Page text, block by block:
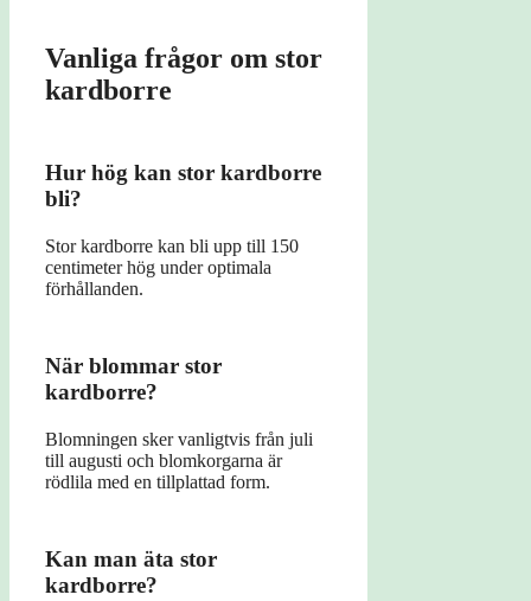
Vanliga frågor om stor
kardborre
Hur hög kan stor kardborre
bli?
Stor kardborre kan bli upp till 150
centimeter hög under optimala
förhållanden.
När blommar stor
kardborre?
Blomningen sker vanligtvis från juli
till augusti och blomkorgarna är
rödlila med en tillplattad form.
Kan man äta stor
kardborre?